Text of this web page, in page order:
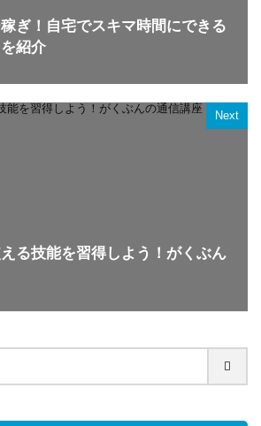
ぎ！自宅でスキマ時間にできる
紹介
Next
る技能を習得しよう！がくぶん